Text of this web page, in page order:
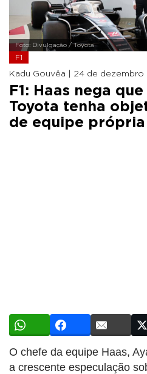
Foto: Divulgação / Toyota
F1
Kadu Gouvêa | 24 de dezembro
F1: Haas nega
Toyota tenha
de equipe própria
O chefe da equipe Haas,
a crescente especulação